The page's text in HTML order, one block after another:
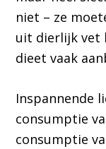
niet – ze
uit dierlijk vet
dieet vaak
Inspannende
consumptie
consumptie